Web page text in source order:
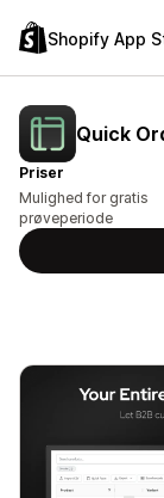
Shopify App
Quick
Priser
Mulighed for gratis
prøveperiode